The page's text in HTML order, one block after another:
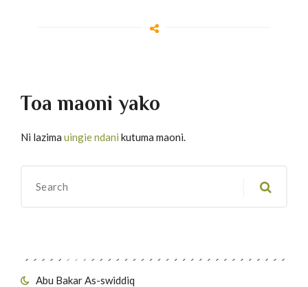
Abu Bakar As-swiddiq
Toa maoni yako
Ni lazima uingie ndani kutuma maoni.